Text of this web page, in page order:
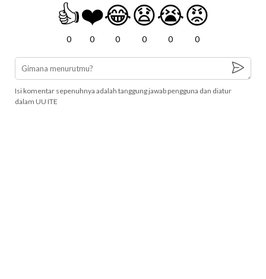
👍
0
❤️
0
😂
0
😧
0
😭
0
😡
0
Isi komentar sepenuhnya adalah tanggung jawab pengguna dan diatur
dalam UU ITE